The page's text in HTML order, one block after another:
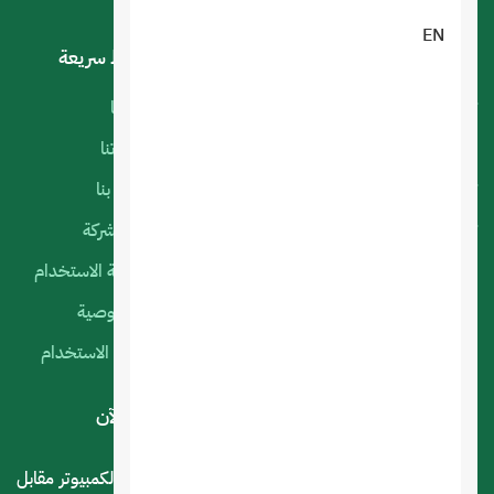
EN
روابط سريعة
أعمالنا
منتجاتنا
اتصل بنا
عن الشركة
سياسة الاستخدام
الخصوصية
شروط الاستخدام
لديك استفسار أو اقتراح؟ .. اتصل بنا الآن
المملكة العربية السعودية - الرياض - حي العليا سوق الكمبيوتر مقابل